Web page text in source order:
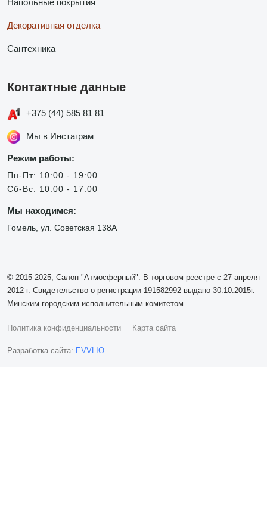
Напольные покрытия
Декоративная отделка
Сантехника
Контактные данные
+375 (44) 585 81 81
Мы в Инстаграм
Режим работы:
Пн-Пт: 10:00 - 19:00
Сб-Вс: 10:00 - 17:00
Мы находимся:
Гомель, ул. Советская 138А
© 2015-2025, Салон "Атмосферный". В торговом реестре с 27 апреля
2012 г. Свидетельство о регистрации 191582992 выдано 30.10.2015г.
Минским городским исполнительным комитетом.
Политика конфиденциальности Карта сайта
Разработка сайта: EVVLIO